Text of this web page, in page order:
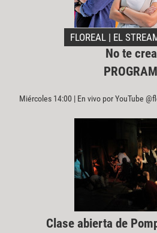
FLOREAL | EL
No te
Miércoles 14:00 | En vivo por YouTube
Clase abierta de